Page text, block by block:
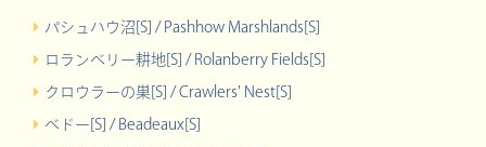
パシュハウ沼[S] / Pashhow Marshlands[S]
ロランベリー耕地[S] / Rolanberry Fields[S]
クロウラーの巣[S] / Crawlers' Nest[S]
ベドー[S] / Beadeaux[S]